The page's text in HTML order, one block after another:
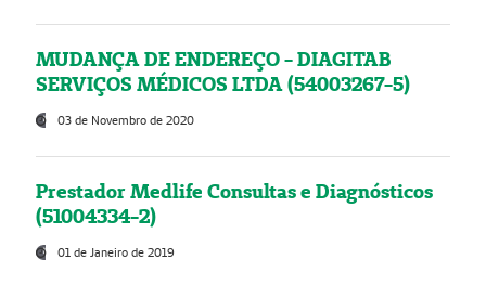
MUDANÇA DE ENDEREÇO - DIAGITAB
SERVIÇOS MÉDICOS LTDA (54003267-5)
03 de Novembro de 2020
Prestador Medlife Consultas e Diagnósticos
(51004334-2)
01 de Janeiro de 2019